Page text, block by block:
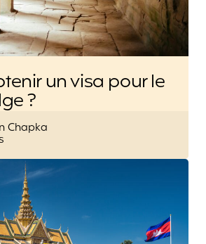
un visa pour le
?
Chapka